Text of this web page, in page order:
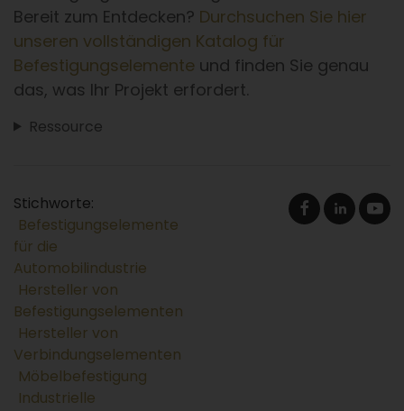
Bereit zum Entdecken? Durchsuchen Sie hier
unseren vollständigen Katalog für
Befestigungselemente und finden Sie genau
das, was Ihr Projekt erfordert.
Ressource
Stichworte:
Befestigungselemente
für die
Automobilindustrie
Hersteller von
Befestigungselementen
Hersteller von
Verbindungselementen
Möbelbefestigung
Industrielle